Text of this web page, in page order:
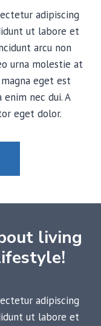
adipiscing
ut labore et
arcu non
urna molestie at
eget est
nec dui. A
eget dolor.
living
adipiscing
ut labore et